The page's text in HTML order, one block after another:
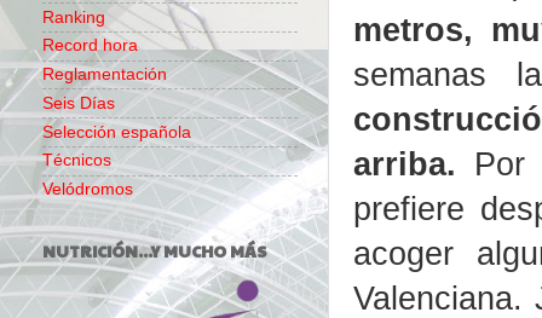
metros,
semanas
arriba. Por
prefiere
acoger
Valenciana.
Ranking
Record hora
Reglamentación
Seis Días
Selección española
Técnicos
Velódromos
NUTRICIÓN...Y MUCHO MÁS